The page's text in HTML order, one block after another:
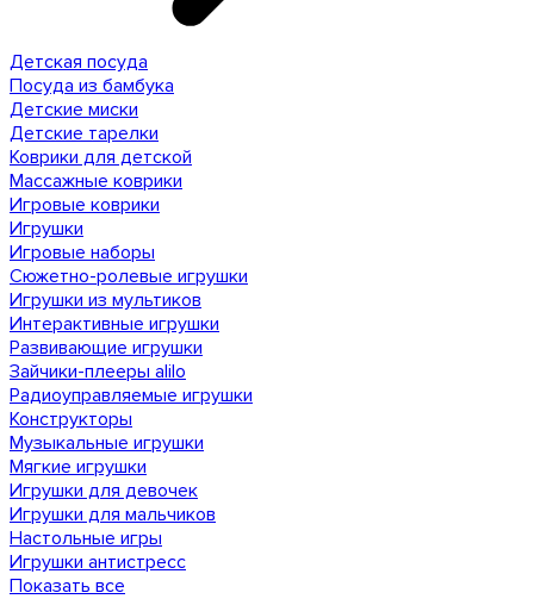
Детская посуда
Посуда из бамбука
Детские миски
Детские тарелки
Коврики для детской
Массажные коврики
Игровые коврики
Игрушки
Игровые наборы
Сюжетно-ролевые игрушки
Игрушки из мультиков
Интерактивные игрушки
Развивающие игрушки
Зайчики-плееры alilo
Радиоуправляемые игрушки
Конструкторы
Музыкальные игрушки
Мягкие игрушки
Игрушки для девочек
Игрушки для мальчиков
Настольные игры
Игрушки антистресс
Показать все